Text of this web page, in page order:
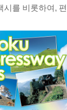
를 비롯하여,